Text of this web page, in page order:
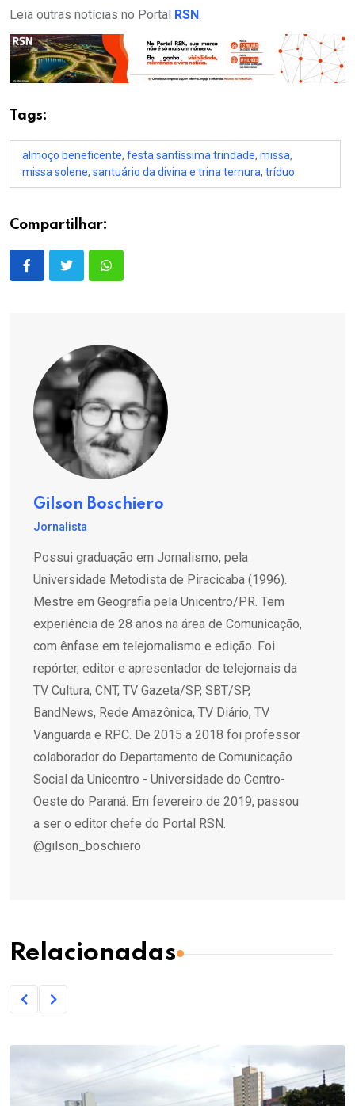
Leia outras notícias no Portal RSN.
Tags:
almoço beneficente, festa santíssima trindade, missa,
missa solene, santuário da divina e trina ternura, tríduo
Compartilhar:
Gilson Boschiero
Jornalista
Possui graduação em Jornalismo, pela
Universidade Metodista de Piracicaba (1996).
Mestre em Geografia pela Unicentro/PR. Tem
experiência de 28 anos na área de Comunicação,
com ênfase em telejornalismo e edição. Foi
repórter, editor e apresentador de telejornais da
TV Cultura, CNT, TV Gazeta/SP, SBT/SP,
BandNews, Rede Amazônica, TV Diário, TV
Vanguarda e RPC. De 2015 a 2018 foi professor
colaborador do Departamento de Comunicação
Social da Unicentro - Universidade do Centro-
Oeste do Paraná. Em fevereiro de 2019, passou
a ser o editor chefe do Portal RSN.
@gilson_boschiero
Relacionadas